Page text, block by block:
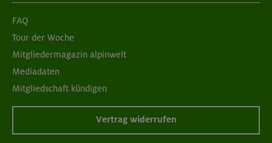
FAQ
Tour der Woche
Mitgliedermagazin alpinwelt
Mediadaten
Mitgliedschaft kündigen
Vertrag widerrufen